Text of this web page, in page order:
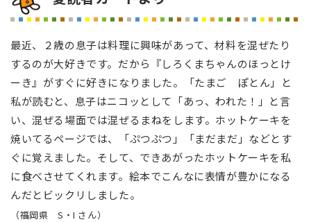
最近、２歳の息子は料理に興味があって、材料を混ぜたり
するのが大好きです。だから『しろくまちゃんのほっとけ
ーき』がすぐに好きになりました。「たまご ぽとん」と
私が読むと、息子はニコッとして「あっ、われた！」と言
い、混ぜる場面では混ぜるまねをします。ホットケーキを
焼いてるページでは、「ぷつぷつ」「まだまだ」などとす
ぐに覚えました。そして、できあがったホットケーキを私
に食べさせてくれます。絵本でこんなに表情が豊かになる
んだとビックリしました。
（福岡県 S・I さん）